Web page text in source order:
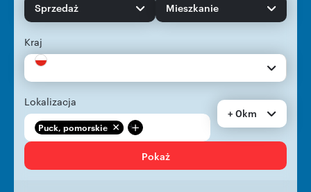
Sprzedaż Mieszkanie
Kraj
Lokalizacja
Puck, pomorskie +
+ 0km
Pokaż